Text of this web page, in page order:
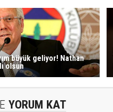
büyük geliyor! Nathan
olsun
YORUM KAT